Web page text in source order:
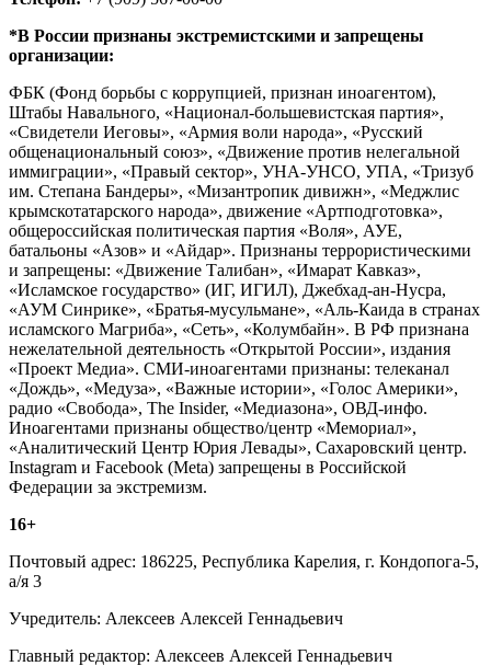
*В России признаны экстремистскими и запрещены
организации:
ФБК (Фонд борьбы с коррупцией, признан иноагентом),
Штабы Навального, «Национал-большевистская партия»,
«Свидетели Иеговы», «Армия воли народа», «Русский
общенациональный союз», «Движение против нелегальной
иммиграции», «Правый сектор», УНА-УНСО, УПА, «Тризуб
им. Степана Бандеры», «Мизантропик дивижн», «Меджлис
крымскотатарского народа», движение «Артподготовка»,
общероссийская политическая партия «Воля», АУЕ,
батальоны «Азов» и «Айдар». Признаны террористическими
и запрещены: «Движение Талибан», «Имарат Кавказ»,
«Исламское государство» (ИГ, ИГИЛ), Джебхад-ан-Нусра,
«АУМ Синрике», «Братья-мусульмане», «Аль-Каида в странах
исламского Магриба», «Сеть», «Колумбайн». В РФ признана
нежелательной деятельность «Открытой России», издания
«Проект Медиа». СМИ-иноагентами признаны: телеканал
«Дождь», «Медуза», «Важные истории», «Голос Америки»,
радио «Свобода», The Insider, «Медиазона», ОВД-инфо.
Иноагентами признаны общество/центр «Мемориал»,
«Аналитический Центр Юрия Левады», Сахаровский центр.
Instagram и Facebook (Metа) запрещены в Российской
Федерации за экстремизм.
16+
Почтовый адрес: 186225, Республика Карелия, г. Кондопога-5,
а/я 3
Учредитель: Алексеев Алексей Геннадьевич
Главный редактор: Алексеев Алексей Геннадьевич